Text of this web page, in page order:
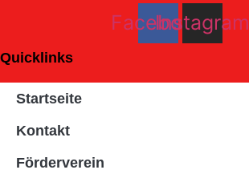
Facebook
Instagram
Quicklinks
Startseite
Kontakt
Förderverein